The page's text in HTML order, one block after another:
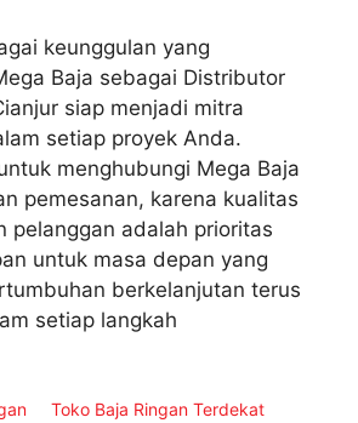
keunggulan yang
Baja sebagai Distributor
siap menjadi mitra
setiap proyek Anda.
menghubungi Mega Baja
pemesanan, karena kualitas
pelanggan adalah prioritas
untuk masa depan yang
berkelanjutan terus
setiap langkah
Toko Baja Ringan Terdekat